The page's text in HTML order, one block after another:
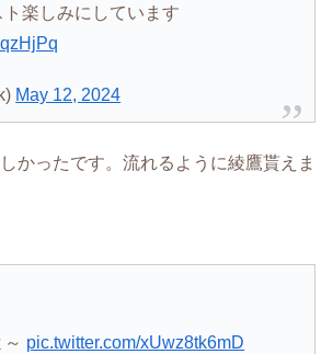
楽しみにしています
May 12, 2024
かったです。流れるように綾鷹貰えま
pic.twitter.com/xUwz8tk6mD